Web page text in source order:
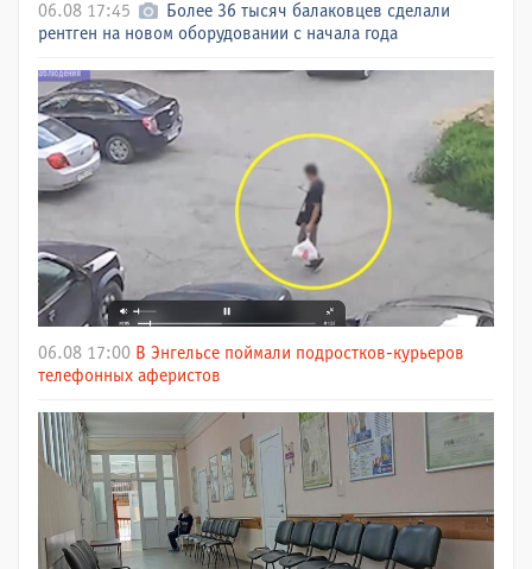
06.08 17:45
Более 36 тысяч балаковцев сделали
рентген на новом оборудовании с начала года
06.08 17:00 В Энгельсе поймали подростков-курьеров
телефонных аферистов